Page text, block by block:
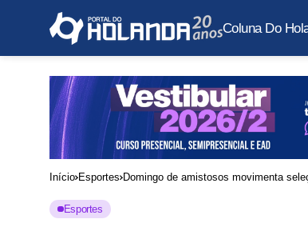
Coluna Do
Início Esportes Domingo de amistosos movimenta
Esportes